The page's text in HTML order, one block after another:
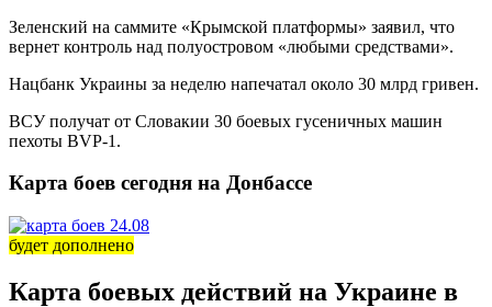
Зеленский на саммите «Крымской платформы» заявил, что
вернет контроль над полуостровом «любыми средствами».
Нацбанк Украины за неделю напечатал около 30 млрд гривен.
ВСУ получат от Словакии 30 боевых гусеничных машин
пехоты BVP-1.
Карта боев сегодня на Донбассе
будет дополнено
Карта боевых действий на Украине в